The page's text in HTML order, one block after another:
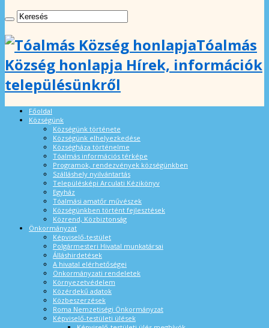
Tóalmás
Község honlapja Hírek, információk
településünkről
Főoldal
Községünk
Községünk története
Községünk elhelyezkedése
Községháza történelme
Tóalmás információs térképe
Programok, rendezvények községünkben
Szálláshely nyilvántartás
Településképi Arculati Kézikönyv
Egyház
Tóalmási amatőr művészek
Községünkben történt fejlesztések
Közrend, Közbiztonság
Önkormányzat
Képviselő-testület
Polgármesteri Hivatal munkatársai
Álláshirdetések
A hivatal elérhetőségei
Önkormányzati rendeletek
Környezetvédelem
Közérdekű adatok
Közbeszerzések
Roma Nemzetiségi Önkormányzat
Képviselő-testületi ülések